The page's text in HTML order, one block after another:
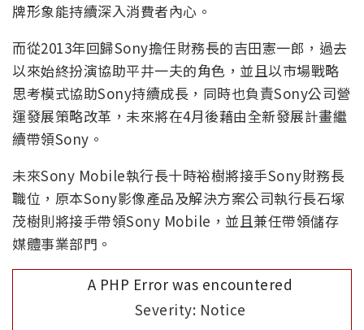
牌形象能持續深入消費者內心。
而從2013年回歸Sony擔任財務長的吉田憲一郎，過去
以來始終扮演協助平井一夫的角色，並且以市場戰略
思考模式協助Sony持續成長，同時也負責Sony公司營
運發展策略改革，未來將在4月後藉由全新發展計畫繼
續帶領Sony。
未來Sony Mobile執行長十時裕樹將接手Sony財務長
職位，原本Sony影像產品及解決方案公司執行長石塚
茂樹則將接手帶領Sony Mobile，並且兼任帶領儲存
媒體事業部門。
A PHP Error was encountered
Severity: Notice